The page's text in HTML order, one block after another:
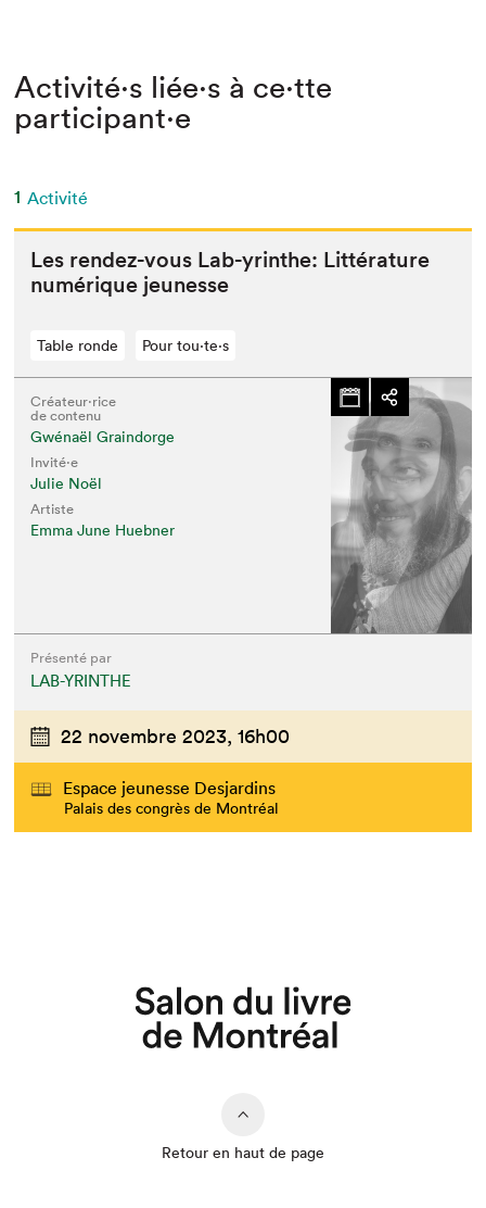
Activité⋅s liée⋅s à ce⋅tte
participant⋅e
1 Activité
Les ren­dez-vous Lab-yrinthe: Lit­téra­ture
numérique jeunesse
Table ronde Pour tou⋅te⋅s
Créateur⋅rice
de contenu
Gwénaël Graindorge
Invité⋅e
Julie Noël
Artiste
Emma June Huebner
Présenté par
LAB-YRINTHE
22 novembre 2023, 16h00
Espace jeunesse Desjardins
Palais des congrès de Montréal
Retour en haut de page